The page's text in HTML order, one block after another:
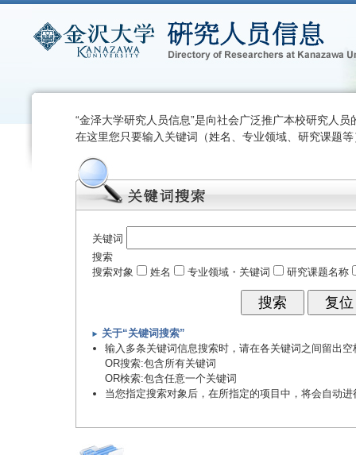
“金泽大学研究人员信息”是向社会广泛推广本校研究人员
在这里您只要输入关键词（姓名、专业领域、研究课题
关键词
搜索
搜索对象
姓名 专业领域・关键词 研究课题名称
关于“关键词搜索”
输入多条关键词信息搜索时，请在各关键词之间留出空
OR搜索:包含所有关键词
OR検索:包含任意一个关键词
当您指定搜索对象后，在所指定的项目中，将会自动